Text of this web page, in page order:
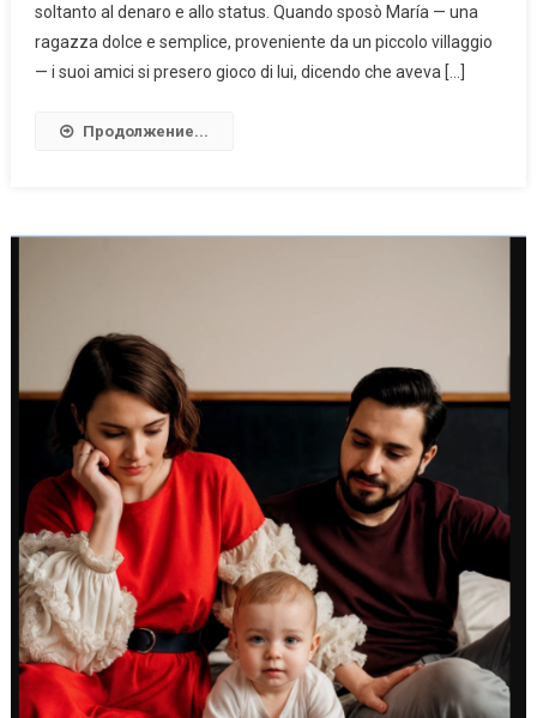
soltanto al denaro e allo status. Quando sposò María — una
ragazza dolce e semplice, proveniente da un piccolo villaggio
— i suoi amici si presero gioco di lui, dicendo che aveva […]
Продолжение...